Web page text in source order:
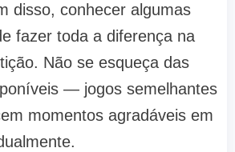
disso, conhecer algumas
fazer toda a diferença na
Não se esqueça das
— jogos semelhantes
momentos agradáveis em